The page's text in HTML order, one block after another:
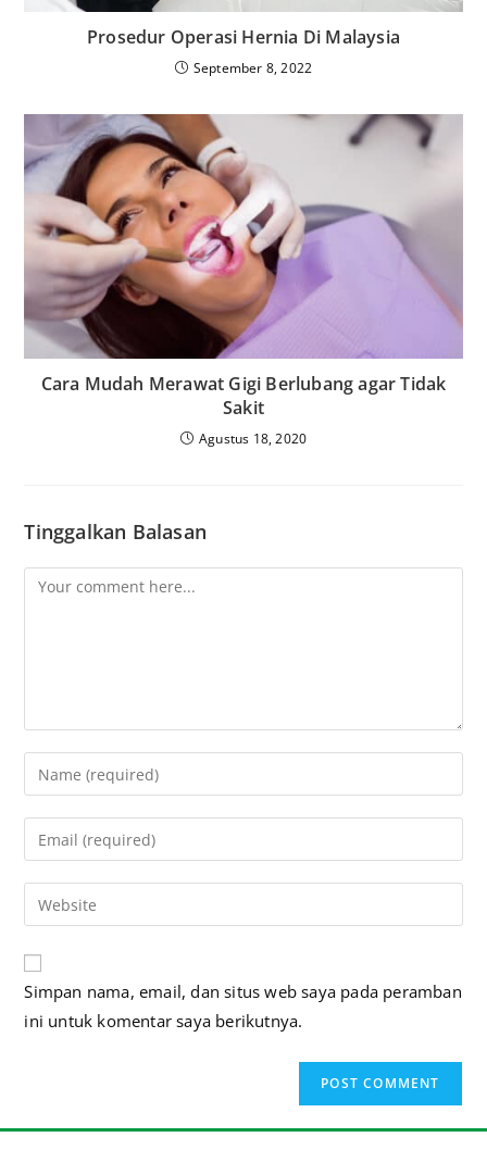
Prosedur Operasi Hernia Di Malaysia
September 8, 2022
Cara Mudah Merawat Gigi Berlubang agar Tidak
Sakit
Agustus 18, 2020
Tinggalkan Balasan
Simpan nama, email, dan situs web saya pada peramban
ini untuk komentar saya berikutnya.
a